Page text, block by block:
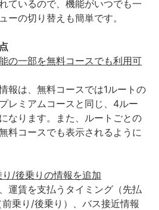
ているので、機能がいつでも一
ーの切り替えも簡単です。
の一部を無料コースでも利用可
報は、無料コースでは1ルートの
レミアムコースと同じ、 4ルー
なります。また、ルートごとの
料コースでも表示されるように
/後乗りの情報を追加
運賃を支払うタイミング（先払
乗り/後乗り）、バス接近情報